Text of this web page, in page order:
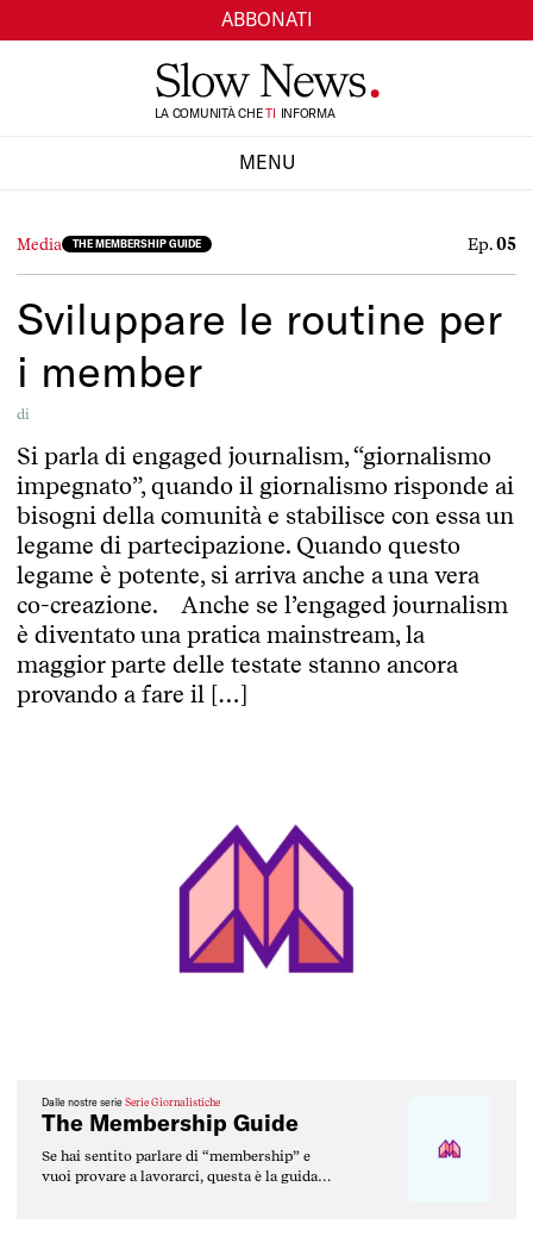
ABBONATI
LA COMUNITÀ CHETI INFORMA
MENU
Media THE MEMBERSHIP GUIDE Ep.05
Sviluppare le routine per
i member
di
Si parla di engaged journalism, “giornalismo
impegnato”, quando il giornalismo risponde ai
bisogni della comunità e stabilisce con essa un
legame di partecipazione. Quando questo
legame è potente, si arriva anche a una vera
co-creazione. Anche se l’engaged journalism
è diventato una pratica mainstream, la
maggior parte delle testate stanno ancora
provando a fare il […]
Dalle nostre serie Serie Giornalistiche
The Membership Guide
Se hai sentito parlare di “membership” e
vuoi provare a lavorarci, questa è la guida